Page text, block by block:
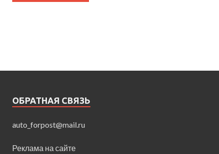
ОБРАТНАЯ СВЯЗЬ
auto_forpost@mail.ru
Реклама на сайте